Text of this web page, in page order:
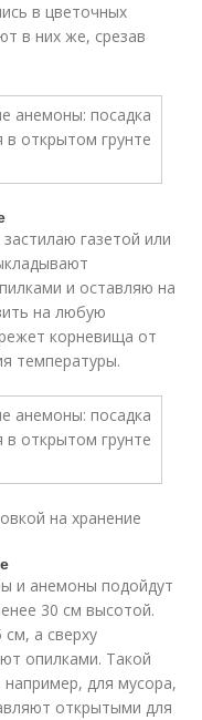
в цветочных
в них же, срезав
газетой или
и оставляю на
на любую
корневища от
температуры.
на хранение
и анемоны подойдут
30 см высотой.
а сверху
опилками. Такой
для мусора,
открытыми для